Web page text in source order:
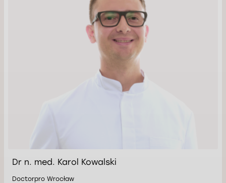
Dr n. med. Karol Kowalski
Doctorpro Wrocław